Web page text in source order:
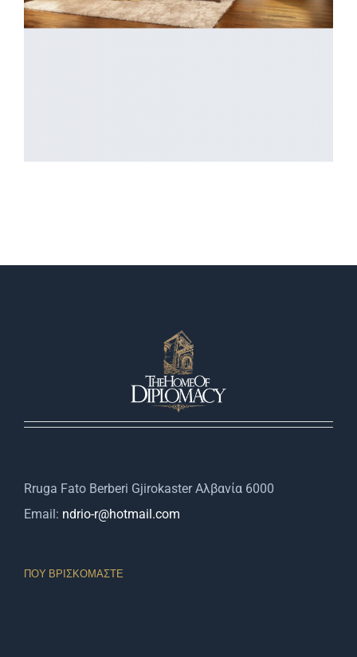
Rruga Fato Berberi Gjirokaster Αλβανία 6000
Email: ndrio-r@hotmail.com
ΠΟΥ ΒΡΙΣΚΌΜΑΣΤΕ